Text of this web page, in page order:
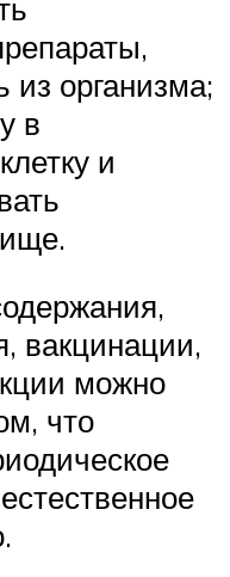
организма;
в
и
вакцинации,
можно
что